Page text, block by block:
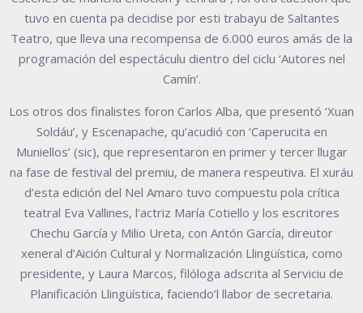
tuvo en cuenta pa decidise por esti trabayu de Saltantes
Teatro, que lleva una recompensa de 6.000 euros amás de la
programación del espectáculu dientro del ciclu ‘Autores nel
Camín’.
Los otros dos finalistes foron Carlos Alba, que presentó ‘Xuan
Soldáu’, y Escenapache, qu’acudió con ‘Caperucita en
Muniellos’ (sic), que representaron en primer y tercer llugar
na fase de festival del premiu, de manera respeutiva. El xuráu
d’esta edición del Nel Amaro tuvo compuestu pola crítica
teatral Eva Vallines, l’actriz María Cotiello y los escritores
Chechu García y Milio Ureta, con Antón García, direutor
xeneral d’Aición Cultural y Normalización Llingüística, como
presidente, y Laura Marcos, filóloga adscrita al Serviciu de
Planificación Llingüística, faciendo’l llabor de secretaria.